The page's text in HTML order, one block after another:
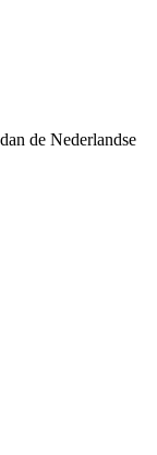
de Nederlandse